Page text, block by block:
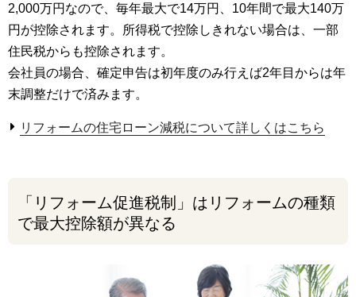
2,000万円なので、毎年最大で14万円、10年間で最大140万
円が控除されます。所得税で控除しきれない場合は、一部
住民税からも控除されます。
会社員の場合、確定申告は初年度のみ行えば2年目からは年
末調整だけで済みます。
リフォームの住宅ローン減税について詳しくはこちら
「リフォーム促進税制」はリフォームの種類
で最大控除額が異なる